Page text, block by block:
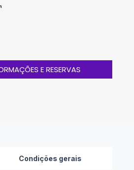
E RESERVAS
Condições gerais